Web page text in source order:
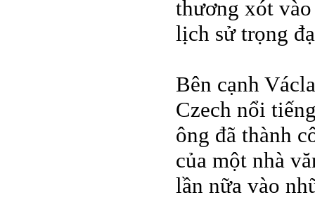
thương xót
lịch sử trọng
Bên cạnh
Czech nổi
ông đã thành
của một nhà
lần nữa vào